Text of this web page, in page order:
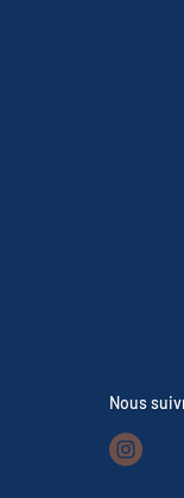
Nous